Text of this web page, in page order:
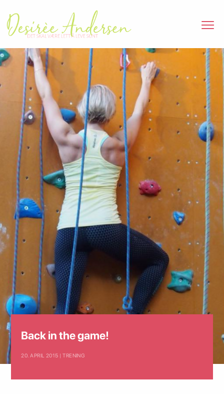
Back in the game!
20. APRIL 2015 | TRENING